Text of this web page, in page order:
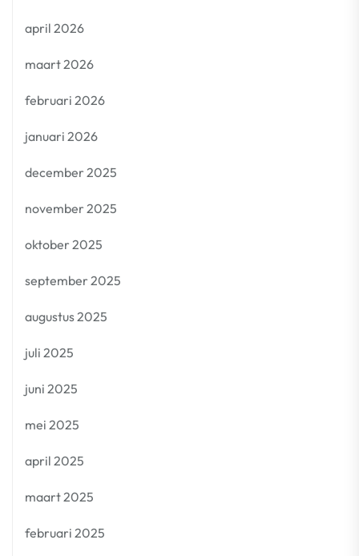
april 2026
maart 2026
februari 2026
januari 2026
december 2025
november 2025
oktober 2025
september 2025
augustus 2025
juli 2025
juni 2025
mei 2025
april 2025
maart 2025
februari 2025